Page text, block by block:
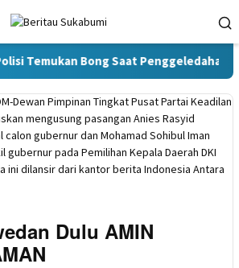
Bong Saat Penggeledahan
Dulu AMIN